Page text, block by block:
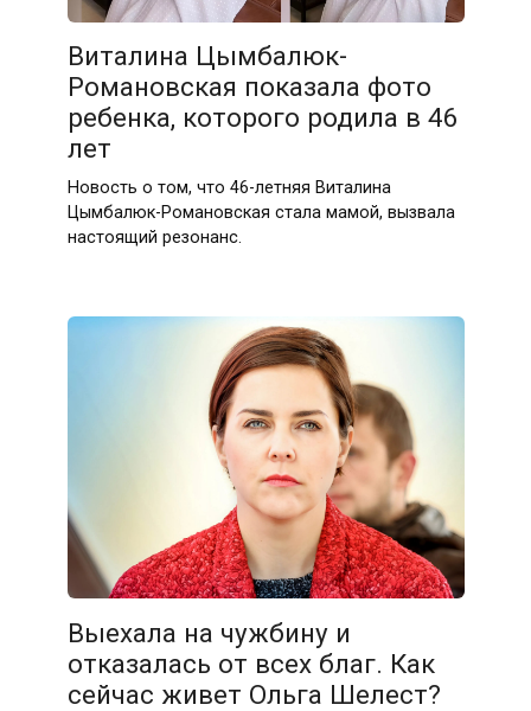
Виталина Цымбалюк-
Романовская показала фото
ребенка, которого родила в 46
лет
Новость о том, что 46-летняя Виталина
Цымбалюк-Романовская стала мамой, вызвала
настоящий резонанс.
Выехала на чужбину и
отказалась от всех благ. Как
сейчас живет Ольга Шелест?